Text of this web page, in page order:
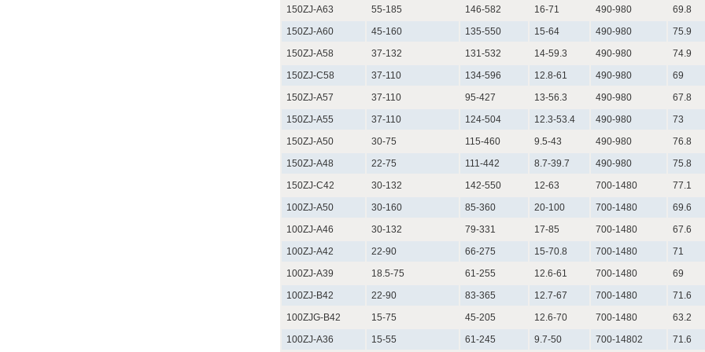
150ZJ-A63 55-185 146-582 16-71 490-980
69.8
150ZJ-A60
45-160 135-550 15-64 490-980
75.9
150ZJ-A58
37-132 131-532 14-59.3 490-980
74.9
150ZJ-C58
37-110 134-596 12.8-61 490-980
69
150ZJ-A57
37-110 95-427 13-56.3 490-980
67.8
150ZJ-A55
37-110 124-504 12.3-53.4 490-980
73
150ZJ-A50
30-75 115-460 9.5-43 490-980
76.8
150ZJ-A48
22-75 111-442 8.7-39.7 490-980
75.8
150ZJ-C42
30-132 142-550 12-63 700-1480
77.1
100ZJ-A50
30-160 85-360 20-100 700-1480
69.6
100ZJ-A46
30-132 79-331 17-85 700-1480
67.6
100ZJ-A42
22-90 66-275 15-70.8 700-1480
71
100ZJ-A39
18.5-75 61-255 12.6-61 700-1480
69
100ZJ-B42
22-90 83-365 12.7-67 700-1480
71.6
100ZJG-B42
15-75 45-205 12.6-70 700-1480
63.2
100ZJ-A36
15-55 61-245 9.7-50 700-14802 71.6